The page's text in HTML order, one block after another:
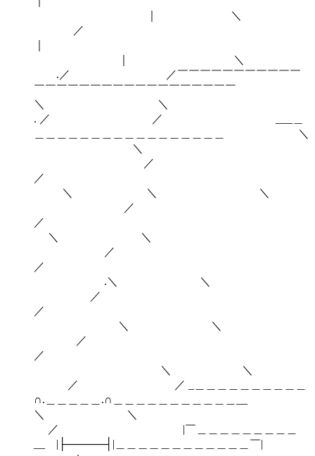
｜ ＼
／
｜ ＼
.／ ／￣￣￣￣￣￣￣￣￣￣￣
￣￣￣￣￣￣￣￣￣￣￣￣￣￣￣￣￣￣
＼ ＼
. ／ ／ ___＿
＿＿＿＿＿＿＿＿＿＿＿＿＿＿＿＿＿ ＼
＼
／
／
＼ ＼ ＼
／
＼ ＼
／
.＼ ＼
／
＼ ＼
／
＼ ＼
／ ／ _＿＿＿＿＿＿＿＿＿＿
∩.＿＿＿＿＿.∩＿＿＿＿＿＿＿＿＿＿＿__
＼ ＼
／ |￣＿＿＿＿＿＿＿＿＿
__ |├─────┤|＿＿＿＿＿＿＿＿＿＿＿＿￣|